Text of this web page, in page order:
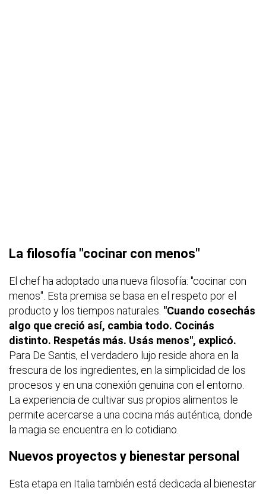
La filosofía "cocinar con menos"
El chef ha adoptado una nueva filosofía: "cocinar con
menos". Esta premisa se basa en el respeto por el
producto y los tiempos naturales. "Cuando cosechás
algo que creció así, cambia todo. Cocinás
distinto. Respetás más. Usás menos", explicó.
Para De Santis, el verdadero lujo reside ahora en la
frescura de los ingredientes, en la simplicidad de los
procesos y en una conexión genuina con el entorno.
La experiencia de cultivar sus propios alimentos le
permite acercarse a una cocina más auténtica, donde
la magia se encuentra en lo cotidiano.
Nuevos proyectos y bienestar personal
Esta etapa en Italia también está dedicada al bienestar